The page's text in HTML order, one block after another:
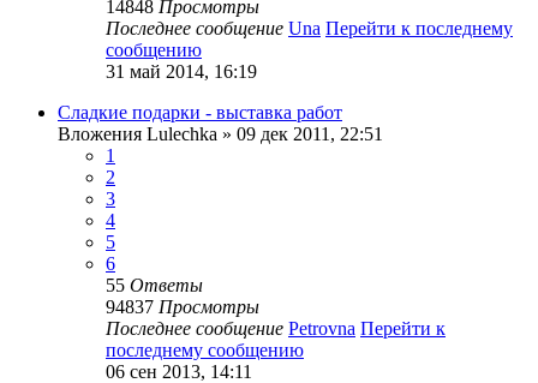
14848 Просмотры
Последнее сообщение Una Перейти к последнему
сообщению
31 май 2014, 16:19
Сладкие подарки - выставка работ
Вложения Lulechka » 09 дек 2011, 22:51
1
2
3
4
5
6
55 Ответы
94837 Просмотры
Последнее сообщение Petrovna Перейти к
последнему сообщению
06 сен 2013, 14:11